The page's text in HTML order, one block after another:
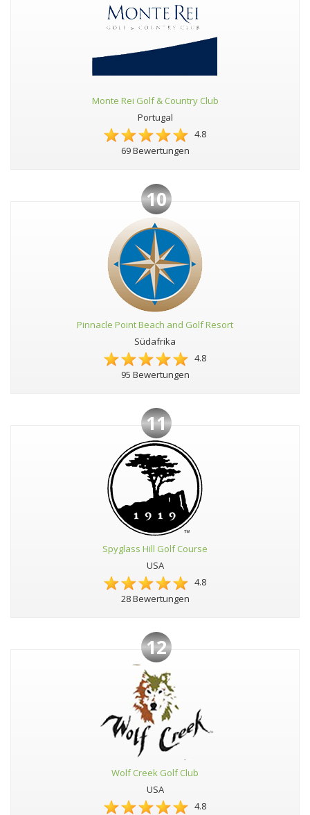
Monte Rei Golf & Country Club
Portugal
4.8
69 Bewertungen
10
Pinnacle Point Beach and Golf Resort
Südafrika
4.8
95 Bewertungen
11
Spyglass Hill Golf Course
USA
4.8
28 Bewertungen
12
Wolf Creek Golf Club
USA
4.8